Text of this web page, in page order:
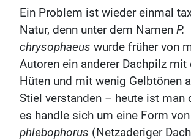
Ein Problem ist wieder einmal
Natur, denn unter dem Namen P.
chrysophaeus wurde früher von
Autoren ein anderer Dachpilz mit
Hüten und mit wenig Gelbtönen
Stiel verstanden – heute ist man
es handle sich um eine Form von
phlebophorus (Netzaderiger